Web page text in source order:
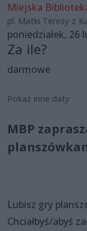
Miejska
pl. Matki Teresy z
poniedziałek, 26
Za ile?
darmowe
Pokaż inne daty
MBP
Lubisz gry
Chciałbyś/abyś